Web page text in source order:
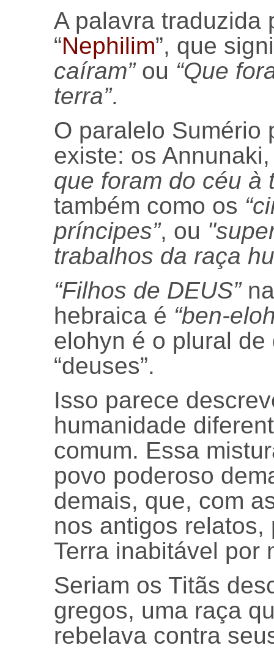
A palavra traduzida
“Nephilim”, que
caíram”ou “Que
terra”.
O paralelo Sumério
existe: os
que foram do céu à
também como os
príncipes”, ou
trabalhos da raça
“Filhos de DEUS”
hebraica é “ben-
elohyn é o plural
“deuses”.
Isso parece
humanidade
comum. Essa
povo poderoso
demais, que, com
nos antigos relatos,
Terra inabitável por
Seriam os Titãs
gregos, uma raça
rebelava contra